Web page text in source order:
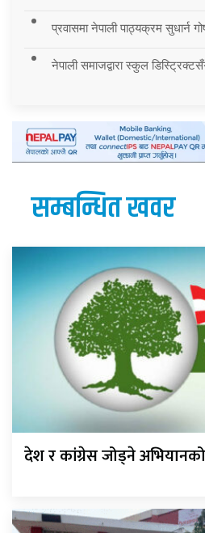
प्रवासमा नेपाली पाठ्यक्रम सुधार्न
नेपाली समाजद्वारा स्कुल
सम्बन्धित खवर
देश र कांग्रेस जोड्ने